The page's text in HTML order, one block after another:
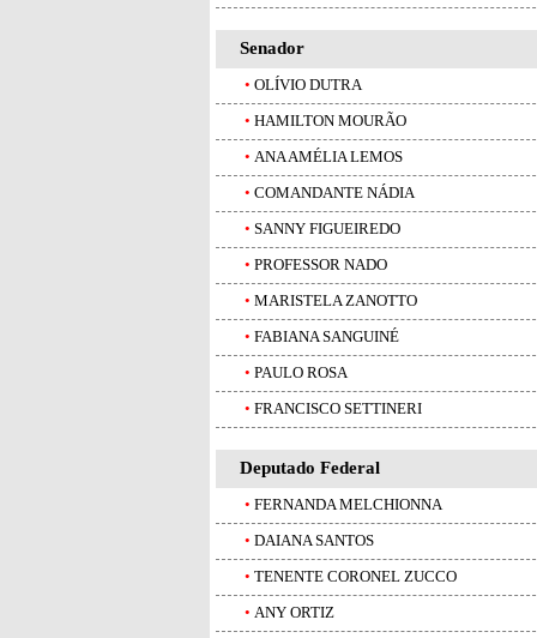
Senador
• OLÍVIO DUTRA
• HAMILTON MOURÃO
• ANA AMÉLIA LEMOS
• COMANDANTE NÁDIA
• SANNY FIGUEIREDO
• PROFESSOR NADO
• MARISTELA ZANOTTO
• FABIANA SANGUINÉ
• PAULO ROSA
• FRANCISCO SETTINERI
Deputado Federal
• FERNANDA MELCHIONNA
• DAIANA SANTOS
• TENENTE CORONEL ZUCCO
• ANY ORTIZ